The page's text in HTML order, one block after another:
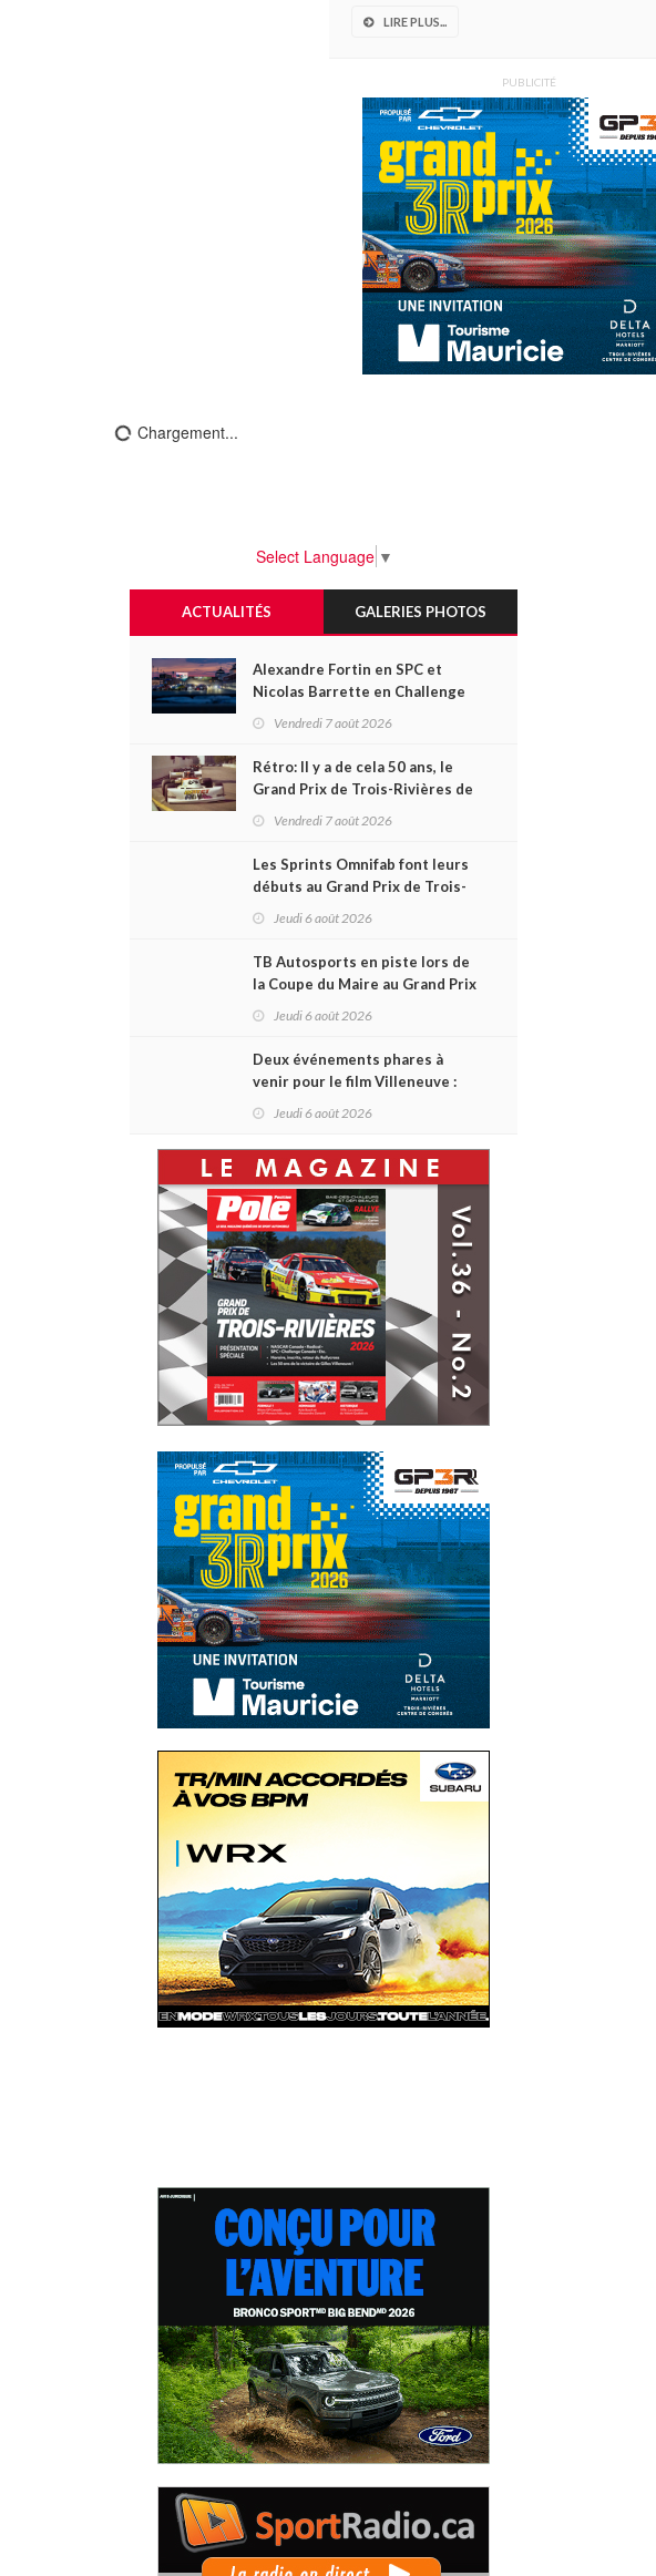
LIRE PLUS...
PUBLICITÉ
Chargement...
Select Language ▼
ACTUALITÉS GALERIES PHOTOS
Alexandre Fortin en SPC et
Nicolas Barrette en Challenge
Canada héros des premières
Vendredi 7 août 2026
Rétro: Il y a de cela 50 ans, le
Grand Prix de Trois-Rivières de
1976
Vendredi 7 août 2026
Les Sprints Omnifab font leurs
débuts au Grand Prix de Trois-
Rivières avec un format inspiré
Jeudi 6 août 2026
TB Autosports en piste lors de
la Coupe du Maire au Grand Prix
de Trois-Rivières
Jeudi 6 août 2026
Deux événements phares à
venir pour le film Villeneuve :
L'ascension d'une légende (+
Jeudi 6 août 2026